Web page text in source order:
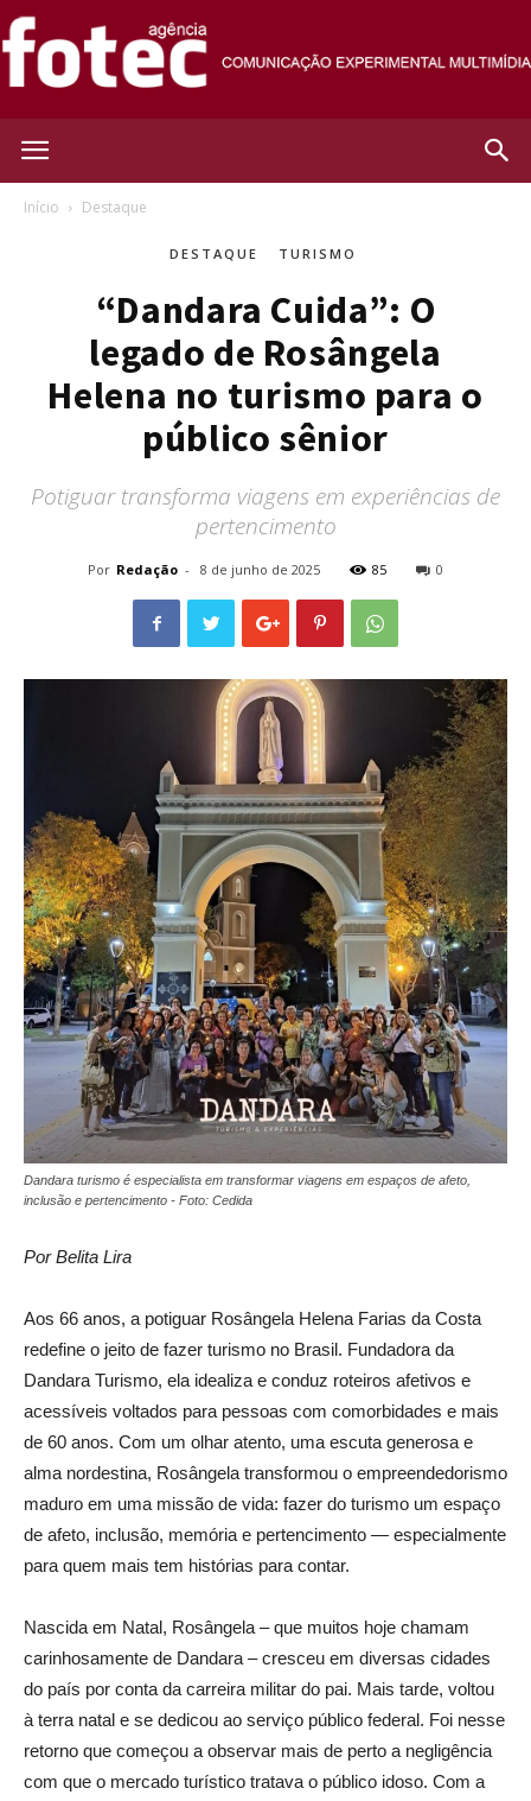
Início Destaque
DESTAQUE TURISMO
“Dandara Cuida”: O
legado de Rosângela
Helena no turismo para o
público sênior
Potiguar transforma viagens em experiências de
pertencimento
Por Redação - 8 de junho de 2025 85 0
Dandara turismo é especialista em transformar viagens em espaços de afeto,
inclusão e pertencimento - Foto: Cedida
Por Belita Lira
Aos 66 anos, a potiguar Rosângela Helena Farias da Costa
redefine o jeito de fazer turismo no Brasil. Fundadora da
Dandara Turismo, ela idealiza e conduz roteiros afetivos e
acessíveis voltados para pessoas com comorbidades e mais
de 60 anos. Com um olhar atento, uma escuta generosa e
alma nordestina, Rosângela transformou o empreendedorismo
maduro em uma missão de vida: fazer do turismo um espaço
de afeto, inclusão, memória e pertencimento — especialmente
para quem mais tem histórias para contar.
Nascida em Natal, Rosângela – que muitos hoje chamam
carinhosamente de Dandara – cresceu em diversas cidades
do país por conta da carreira militar do pai. Mais tarde, voltou
à terra natal e se dedicou ao serviço público federal. Foi nesse
retorno que começou a observar mais de perto a negligência
com que o mercado turístico tratava o público idoso. Com a